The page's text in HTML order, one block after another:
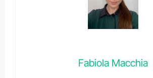
Fabiola Macchia